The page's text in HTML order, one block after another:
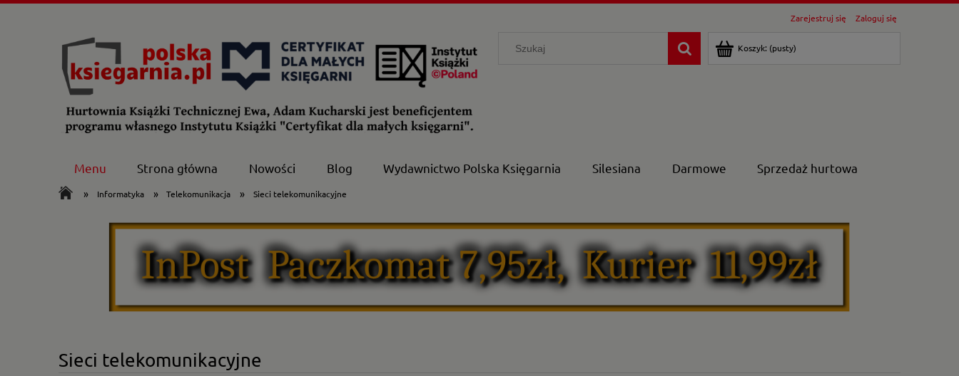
Zarejestruj się Zaloguj się
Koszyk: (pusty)
Menu Strona główna Nowości Blog Wydawnictwo Polska Księgarnia Silesiana Darmowe Sprzedaż hurtowa
» Informatyka » Telekomunikacja » Sieci telekomunikacyjne
Sieci telekomunikacyjne